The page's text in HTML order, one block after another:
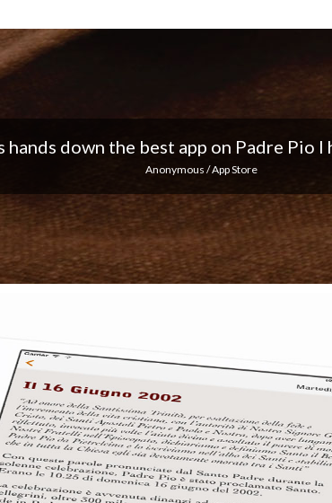
I love the notifications every day... Keep